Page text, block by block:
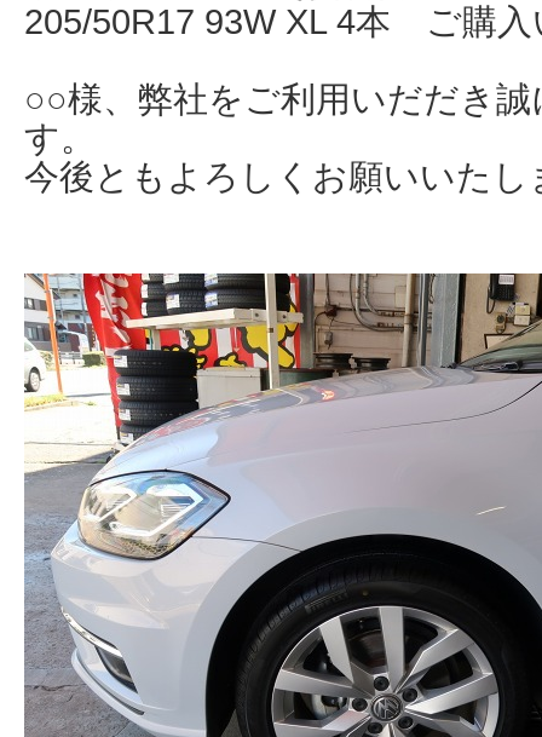
205/50R17 93W XL 4本 ご購
○○様、弊社をご利用いだだき
す。
今後ともよろしくお願いいたし